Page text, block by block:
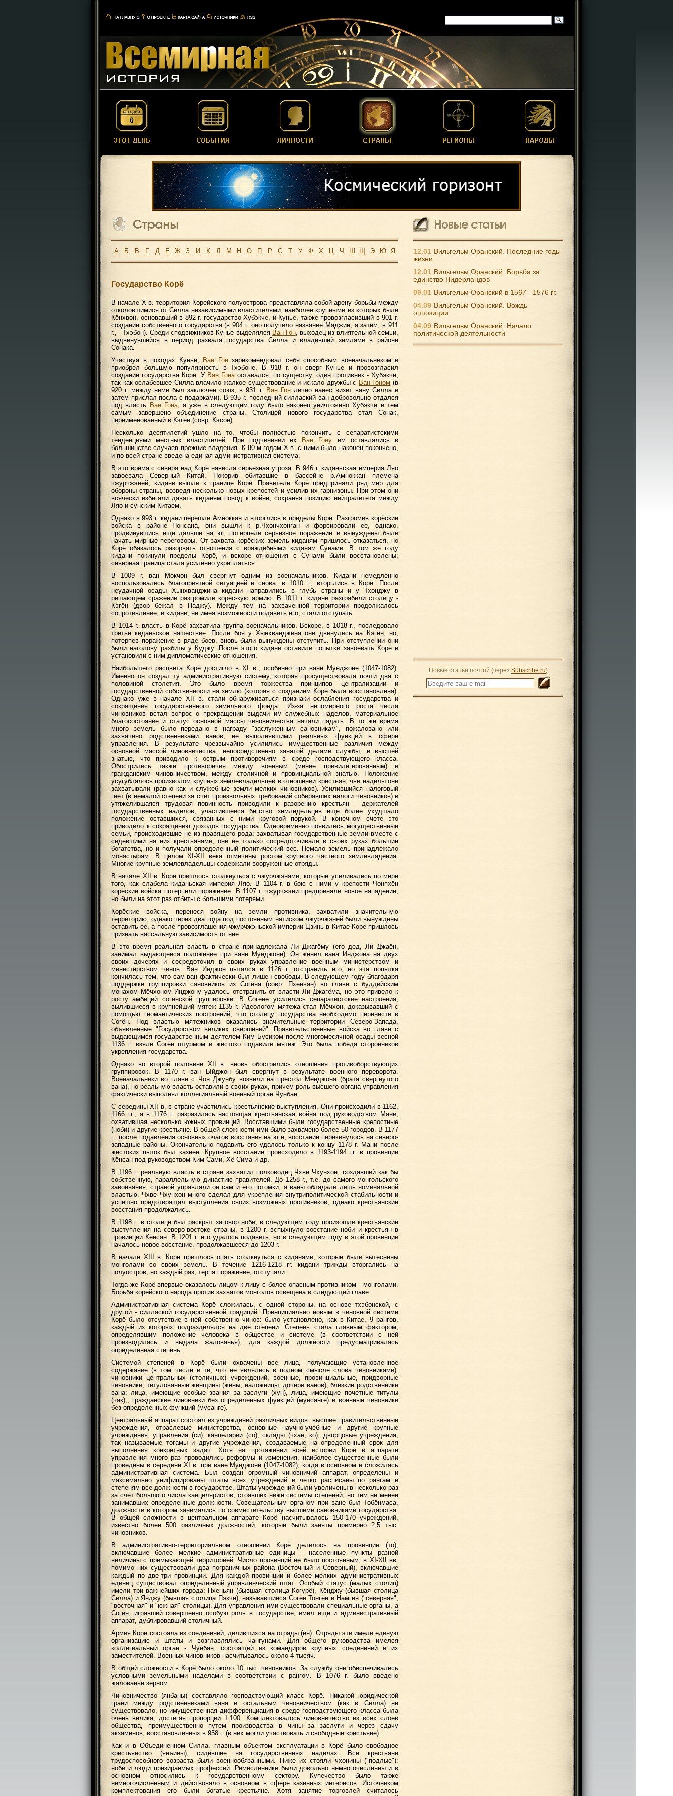
А Б В Г Д Е Ж З И К Л М Н О П Р С Т У Ф Х Ц Ч Ш Щ Э Ю Я
Государство Корё
В начале Х в. территория Корейского полуострова представляла собой арену борьбы между
отколовшимися от Силла независимыми властителями, наиболее крупными из которых были
Кёнхвон, основавший в 892 г. государство Хубэкче, и Кунье, также провозгласивший в 901 г.
создание собственного государства (в 904 г. оно получило название Маджин, а затем, в 911
г., - Тхэбон). Среди сподвижников Кунье выделялся Ван Гон, выходец из влиятельной семьи,
выдвинувшейся в период развала государства Силла и владевшей землями в районе
Сонака.
Участвуя в походах Кунье,
Ван Гонзарекомендовал себя способным военачальником и
приобрел большую популярность в Тхэбоне. В 918 г. он сверг Кунье и провозгласил
создание государства Корё. У Ван Гонаоставался, по существу, один противник - Хубэкче,
так как ослабевшее Силла влачило жалкое существование и искало дружбы с Ван Гоном (в
920 г. между ними был заключен союз, в 931 г. Ван Гонлично нанес визит вану Силла и
затем прислал посла с подарками). В 935 г. последний силлаский ван добровольно отдался
под власть Ван Гона, а уже в следующем году было наконец уничтожено Хубэкче и тем
самым завершено объединение страны. Столицей нового государства стал Сонак,
переименованный в Кэген (совр. Кэсон).
Несколько десятилетий ушло на то, чтобы полностью покончить с сепаратистскими
тенденциями местных властителей. При подчинении их
Ван Гону им оставлялись в
большинстве случаев прежние владения. К 80-м годам Х в. с ними было наконец покончено,
и по всей стране введена единая административная система.
В это время с севера над Корё нависла серьезная угроза. В 946 г. киданьская империя Ляо
завоевала Северный Китай. Покорив обитавшие в бассейне р.Амноккан племена
чжурчжэней, кидани вышли к границе Корё. Правители Корё предприняли ряд мер для
обороны страны, возведя несколько новых крепостей и усилив их гарнизоны. При этом они
всячески избегали давать киданям повод к войне, сохраняя позицию нейтралитета между
Ляо и сунским Китаем.
Однако в 993 г. кидани перешли Амноккан и вторглись в пределы Корё. Разгромив корёские
войска в районе Понсана, они вышли к р.Чхончхонган и форсировали ее, однако,
продвинувшись еще дальше на юг, потерпели серьезное поражение и вынуждены были
начать мирные переговоры. От захвата корёских земель киданям пришлось отказаться, но
Корё обязалось разорвать отношения с враждебными киданям Сунами. В том же году
кидани покинули пределы Корё, и вскоре отношения с Сунами были восстановлены;
северная граница стала усиленно укрепляться.
В 1009 г. ван Мокчон был свергнут одним из военачальников. Кидани немедленно
воспользовались благоприятной ситуацией и снова, в 1010 г., вторглись в Корё. После
неудачной осады Хынхванджина кидани направились в глубь страны и у Тхонджу в
решающем сражении разгромили корёс-кую армию. В 1011 г. кидани разграбили столицу -
Кэгён (двор бежал в Наджу). Между тем на захваченной территории продолжалось
сопротивление, и кидани, не имея возможности подавить его, стали отступать.
В 1014 г. власть в Корё захватила группа военачальников. Вскоре, в 1018 г., последовало
третье киданьское нашествие. После боя у Хынхванджина они двинулись на Кэгён, но,
потерпев поражение в ряде боев, вновь были вынуждены отступить. При отступлении они
были наголову разбиты у Куджу. После этого кидани оставили попытки завоевать Корё и
установили с ним дипломатические отношения.
Наибольшего расцвета Корё достигло в XI в., особенно при ване Мунджоне (1047-1082).
Именно он создал ту административную систему, которая просуществовала почти два с
половиной столетия. Это было время торжества принципов централизации и
государственной собственности на землю (которая с созданием Корё была восстановлена).
Однако уже в начале XII в. стали обнаруживаться признаки ослабления государства и
сокращения государственного земельного фонда. Из-за непомерного роста числа
чиновников встал вопрос о прекращении выдачи им служебных наделов, материальное
благосостояние и статус основной массы чиновничества начали падать. В то же время
много земель было передано в награду "заслуженным сановникам", пожаловано или
захвачено родственниками ванов, не выполнявшими реальных функций в сфере
управления. В результате чрезвычайно усилились имущественные различия между
основной массой чиновничества, непосредственно занятой делами службы, и высшей
знатью, что приводило к острым противоречиям в среде господствующего класса.
Обострились также противоречия между военным (менее привилегированным) и
гражданским чиновничеством, между столичной и провинциальной знатью. Положение
усугублялось произволом крупных землевладельцев в отношении крестьян, чьи наделы они
захватывали (равно как и служебные земли мелких чиновников). Усилившийся налоговый
гнет (в немалой степени за счет произвольных требований собиравших налоги чиновников) и
утяжелившаяся трудовая повинность приводили к разорению крестьян - держателей
государственных наделов; участившееся бегство земледельцев еще более ухудшало
положение оставшихся, связанных с ними круговой порукой. В конечном счете это
приводило к сокращению доходов государства. Одновременно появились могущественные
семьи, происходившие не из правящего рода; захватывая государственные земли вместе с
сидевшими на них крестьянами, они не только сосредоточивали в своих руках большие
богатства, но и получали определенный политический вес. Немало земель принадлежало
монастырям. В целом XI-XII века отмечены ростом крупного частного землевладения.
Многие крупные землевладельцы содержали вооруженные отряды.
В начале XII в. Корё пришлось столкнуться с чжурчжэнями, которые усиливались по мере
того, как слабела киданьская империя Ляо. В 1104 г. в бою с ними у крепости Чонпхён
корёские войска потерпели поражение. В 1107 г. чжурчжэни предприняли новое нападение,
но были на этот раз отбиты с большими потерями.
Корёские войска, перенеся войну на земли противника, захватили значительную
территорию, однако через два года под постоянным натиском чжурчжэней были вынуждены
оставить ее, а после провозглашения чжурчжэньской империи Цзинь в Китае Коре пришлось
признать вассальную зависимость от нее.
В это время реальная власть в стране принадлежала Ли Джагёму (его дед, Ли Джаён,
занимал выдающееся положение при ване Мунджоне). Он женил вана Инджона на двух
своих дочерях и сосредоточил в своих руках управление военным министерством и
министерством чинов. Ван Инджон пытался в 1126 г. отстранить его, но эта попытка
кончилась тем, что сам ван фактически был лишен свободы. В следующем году благодаря
поддержке группировки сановников из Согёна (совр. Пхеньян) во главе с буддийским
монахом Мёчхоном Инджону удалось отстранить от власти Ли Джагёма, но это привело к
росту амбиций согёнской группировки. В Согёне усилились сепаратистские настроения,
вылившиеся в крупнейший мятеж 1135 г. Идеологом мятежа стал Мёчхон, доказывавший с
помощью геомантических построений, что столицу государства необходимо перенести в
Согён. Под властью мятежников оказались значительные территории Северо-Запада,
объявленные "Государством великих свершений". Правительственные войска во главе с
выдающимся государственным деятелем Ким Бусиком после многомесячной осады весной
1136 г. взяли Согён штурмом и жестоко подавили мятеж. Это была победа сторонников
укрепления государства.
Однако во второй половине XII в. вновь обострились отношения противоборствующих
группировок. В 1170 г. ван Ыйджон был свергнут в результате военного переворота.
Военачальники во главе с Чон Джунбу возвели на престол Мёнджона (брата свергнутого
вана), но реальную власть оставили в своих руках, причем роль высшего органа управления
фактически выполнял коллегиальный военный орган Чунбан.
С середины XII в. в стране участились крестьянские выступления. Они происходили в 1162,
1166 гг., а в 1176 г. разразилась настоящая крестьянская война под руководством Мани,
охватившая несколько южных провинций. Восставшими были государственные крепостные
(ноби) и другие крестьяне. В общей сложности ими было захвачено более 50 городов. В 1177
г., после подавления основных очагов восстания на юге, восстание перекинулось на северо-
западные районы. Окончательно подавить его удалось только к концу 1178 г. Мани после
жестоких пыток был казнен. Крупное восстание происходило в 1193-1194 гг. в провинции
Кёнсан под руководством Ким Сами, Хё Сима и др.
В 1196 г. реальную власть в стране захватил полководец Чхве Чхунхон, создавший как бы
собственную, параллельную династию правителей. До 1258 г., т.е. до самого монгольского
завоевания, страной управляли он сам и его потомки, а ваны обладали лишь номинальной
властью. Чхве Чхунхон много сделал для укрепления внутриполитической стабильности и
успешно предотвращал выступления своих возможных противников, однако крестьянские
восстания продолжались.
В 1198 г. в столице был раскрыт заговор ноби, в следующем году произошли крестьянские
выступления на северо-востоке страны, в 1200 г. вспыхнуло восстание ноби и крестьян в
провинции Кёнсан. В 1201 г. его удалось подавить, но в следующем году в этой провинции
началось новое восстание, продолжавшееся до 1203 г.
В начале XIII в. Коре пришлось опять столкнуться с киданями, которые были вытеснены
монголами со своих земель. В течение 1216-1218 гг. кидани трижды вторгались на
полуостров, но каждый раз, терпя поражение, отступали.
Тогда же Корё впервые оказалось лицом к лицу с более опасным противником - монголами.
Борьба корейского народа против захватов монголов освещена в следующей главе.
Административная система Корё сложилась, с одной стороны, на основе тхэбонской, с
другой - силлаской государственной традиций. Принципиально новым в чиновной системе
Корё было отсутствие в ней собственно чинов: было установлено, как в Китае, 9 рангов,
каждый из которых подразделялся на две степени. Степень стала главным фактором,
определявшим положение человека в обществе и системе (в соответствии с ней
производилась и выдача жалованья); для каждой должности предусматривалась
определенная степень.
Системой степеней в Корё были охвачены все лица, получающие установленное
содержание (в том числе и те, что не являлись в полном смысле слова чиновниками):
чиновники центральных (столичных) учреждений, военные, провинциальные, придворные
чиновники, титулованные женщины (жены, наложницы, дочери ванов), близкие родственники
вана; лица, имеющие особые звания за заслуги (хун), лица, имеющие почетные титулы
(чак);, гражданские чиновники без определенных функций (мунсанге) и военные чиновники
без определенных функций (мусанге).
Центральный аппарат состоял из учреждений различных видов: высшие правительственные
учреждения, отраслевые министерства, основные научно-учебные и другие крупные
учреждения, управления (си), канцелярии (со), склады (чхан, ко), дворцовые учреждения,
так называемые тогамы и другие учреждения, создаваемые на определенный срок для
выполнения конкретных задач. Хотя на протяжении всей истории Корё в аппарате
управления много раз проводились реформы и изменения, наиболее существенные были
проведены в середине XI в. при ване Мунджоне (1047-1082), когда в основном и сложилась
административная система. Был создан огромный чиновничий аппарат, определены и
максимально унифицированы штаты всех учреждений и четко расписаны по рангам и
степеням все должности в государстве. Штаты учреждений были увеличены в несколько раз
за счет большого числа канцеляристов, стоявших ниже системы степеней, но тем не менее
занимавших определенные должности. Совещательным органом при ване был Тобёнмаса,
должности в котором занимались по совместительству высшими сановниками государства.
В общей сложности в центральном аппарате Корё насчитывалось 150-170 учреждений,
известно более 500 различных должностей, которые были заняты примерно 2,5 тыс.
чиновников.
В административно-территориальном отношении Корё делилось на провинции (то),
включавшие более мелкие административные единицы - населенные пункты разной
величины с примыкающей территорией. Число провинций не было постоянным; в ХI-ХII вв.
помимо них существовали два пограничных района (Восточный и Северный), включавшие
каждый по две-три провинции. Для каждой провинции и более мелких административных
единиц существовал определенный управленческий штат. Особый статус (малых столиц)
имели три важнейших города: Пхеньян (бывшая столица Когурё), Кёнджу (бывшая столица
Силла) и Янджу (бывшая столица Пэкче), называвшиеся Согён.Тонгён и Намген ("северная",
"восточная" и "южная" столицы). Для управления ими существовали специальные органы, а
Согён, игравший совершенно особую роль в государстве, имел еще и административный
аппарат, дублировавший столичный.
Армия Коре состояла из соединений, делившихся на отряды (ён). Отряды эти имели единую
организацию и штаты и возглавлялись чангунами. Для общего руководства имелся
коллегиальный орган - Чунбан, состоящий из командиров крупных соединений и их
заместителей. Военных чиновников насчитывалось около 4 тысяч.
В общей сложности в Корё было около 10 тыс. чиновников. За службу они обеспечивались
условными земельными наделами в соответствии с рангом. В 1076 г. было введено
жалованье зерном.
Чиновничество (янбаны) составляло господствующий класс Корё. Никакой юридической
грани между родственниками вана и остальным чиновничеством (как в Силла) не
существовало, но имущественная дифференциация в среде господствующего класса была
очень велика, достигая пропорции 1:100. Комплектовалось чиновничество из всех слоев
общества, преимущественно путем производства в чины за заслуги и через сдачу
экзаменов, восстановленных в 958 г. (в них могли участвовать и свободные крестьяне) .
Как и в Объединенном Силла, главным объектом эксплуатации в Корё было свободное
крестьянство (янъины), сидевшее на государственных наделах. Все крестьяне
трудоспособного возраста были военнообязанными. Ниже их стояли чхонины ("подлые"):
ноби и люди презираемых профессий. Ремесленники были довольно немногочисленны и в
основном относились к государственному сектору. Купечество было также
немногочисленным и действовало в основном в сфере казенных интересов. Источником
комплектования его были богатые крестьяне. Хотя занятие торговлей считалось
12.01 Вильгельм Оранский. Последние годы
жизни
12.01 Вильгельм Оранский. Борьба за
единство Нидерландов
09.01 Вильгельм Оранский в 1567 - 1576 гг.
04.09 Вильгельм Оранский. Вождь
оппозиции
04.09 Вильгельм Оранский. Начало
политической деятельности
Новые статьи почтой (через Subscribe.ru)